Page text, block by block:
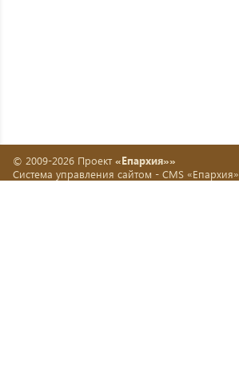
© 2009-2026 Проект «Епархия»»
Система управления сайтом - CMS «Епархия»